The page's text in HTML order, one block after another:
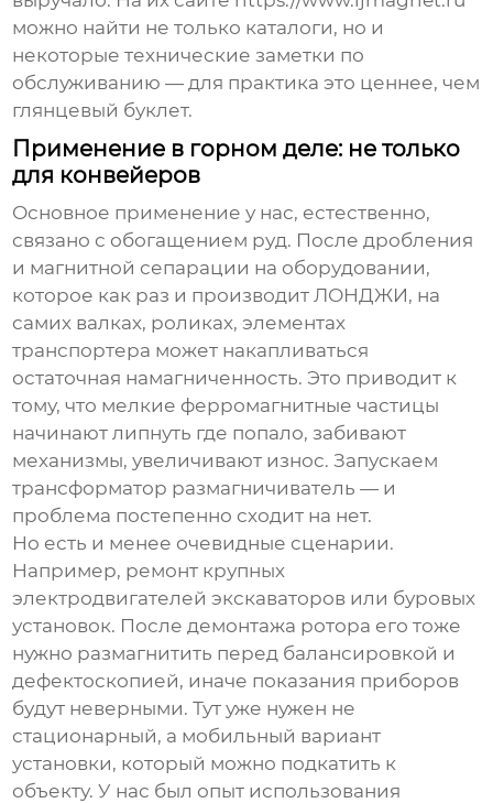
можно найти не только каталоги, но и
некоторые технические заметки по
обслуживанию — для практика это ценнее, чем
глянцевый буклет.
Применение в горном деле: не только
для конвейеров
Основное применение у нас, естественно,
связано с обогащением руд. После дробления
и магнитной сепарации на оборудовании,
которое как раз и производит ЛОНДЖИ, на
самих валках, роликах, элементах
транспортера может накапливаться
остаточная намагниченность. Это приводит к
тому, что мелкие ферромагнитные частицы
начинают липнуть где попало, забивают
механизмы, увеличивают износ. Запускаем
трансформатор размагничиватель — и
проблема постепенно сходит на нет.
Но есть и менее очевидные сценарии.
Например, ремонт крупных
электродвигателей экскаваторов или буровых
установок. После демонтажа ротора его тоже
нужно размагнитить перед балансировкой и
дефектоскопией, иначе показания приборов
будут неверными. Тут уже нужен не
стационарный, а мобильный вариант
установки, который можно подкатить к
объекту. У нас был опыт использования